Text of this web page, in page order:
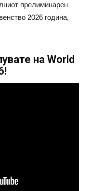
прелиминарен
2026 година,
на World